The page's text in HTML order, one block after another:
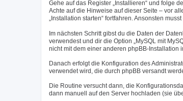
Gehe auf das Register „Installieren“ und folge
Achte auf die Hinweise auf dieser Seite – vor
„Installation starten“ fortfahren. Ansonsten
Im nächsten Schritt gibst du die Daten der
verwendest und dir die Option „MySQL mit
nicht mit dem einer anderen phpBB-Installation
Danach erfolgt die Konfiguration des
verwendet wird, die durch phpBB versandt
Die Routine versucht dann, die
dann manuell auf den Server hochladen (sie